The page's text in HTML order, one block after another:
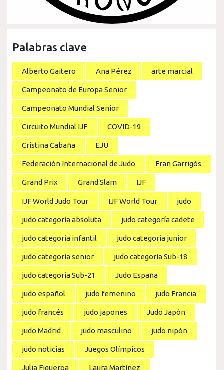
Palabras clave
Alberto Gaitero Ana Pérez arte marcial
Campeonato de Europa Senior
Campeonato Mundial Senior
Circuito Mundial IJF COVID-19
Cristina Cabaña EJU
Federación Internacional de Judo Fran Garrigós
Grand Prix Grand Slam IJF
IJF World Judo Tour IJF World Tour judo
judo categoría absoluta judo categoría cadete
judo categoría infantil judo categoría junior
judo categoría senior judo categoría Sub-18
judo categoría Sub-21 Judo España
judo español judo femenino judo Francia
judo francés judo japones Judo Japón
judo Madrid judo masculino judo nipón
judo noticias Juegos Olímpicos
Julia Figueroa Laura Martínez